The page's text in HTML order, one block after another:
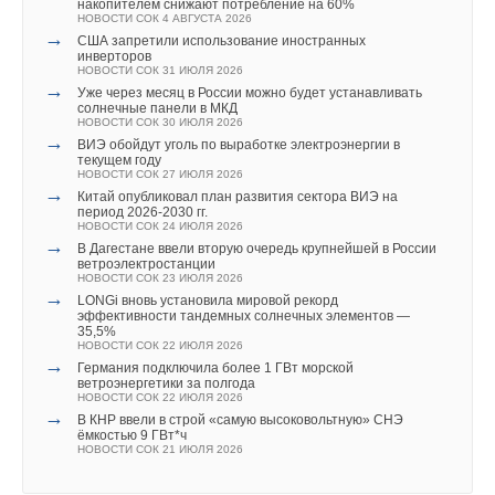
накопителем снижают потребление на 60%
НОВОСТИ СОК 4 АВГУСТА 2026
→
США запретили использование иностранных
инверторов
НОВОСТИ СОК 31 ИЮЛЯ 2026
→
Уже через месяц в России можно будет устанавливать
солнечные панели в МКД
НОВОСТИ СОК 30 ИЮЛЯ 2026
→
ВИЭ обойдут уголь по выработке электроэнергии в
текущем году
НОВОСТИ СОК 27 ИЮЛЯ 2026
→
Китай опубликовал план развития сектора ВИЭ на
период 2026-2030 гг.
НОВОСТИ СОК 24 ИЮЛЯ 2026
→
В Дагестане ввели вторую очередь крупнейшей в России
ветроэлектростанции
НОВОСТИ СОК 23 ИЮЛЯ 2026
→
LONGi вновь установила мировой рекорд
эффективности тандемных солнечных элементов —
35,5%
НОВОСТИ СОК 22 ИЮЛЯ 2026
→
Германия подключила более 1 ГВт морской
ветроэнергетики за полгода
НОВОСТИ СОК 22 ИЮЛЯ 2026
→
В КНР ввели в строй «самую высоковольтную» СНЭ
ёмкостью 9 ГВт*ч
НОВОСТИ СОК 21 ИЮЛЯ 2026
климата, но на примере Штатов видно, что существенное
снижение выбросов парниковых газов не снижает
промышленное производство, а обеспечивает
модернизацию определенных областей промышленности.
Читайте по теме:
объединяющую солнечную и геотермальную энергию
НОВОСТИ СОК 6 АВГУСТА 2026
накопителем снижают потребление на 60%
НОВОСТИ СОК 4 АВГУСТА 2026
США запретили использование иностранных
НОВОСТИ СОК 31 ИЮЛЯ 2026
Уже через месяц в России можно будет устанавливать
НОВОСТИ СОК 30 ИЮЛЯ 2026
ВИЭ обойдут уголь по выработке электроэнергии в
НОВОСТИ СОК 17 ИЮЛЯ 2026
Дом с пониженным расходом
НОВОСТИ СОК 1 ИЮЛЯ 2026
EDF ввела в строй виртуальную электростанцию,
сочетающую малые ГЭС и Li-ion батареи
НОВОСТИ СОК 26 ИЮНЯ 2026
Результаты исследования — методология снижения
теплопотребления: до 35% экономии
НОВОСТИ СОК 25 ИЮНЯ 2026
Эксперты WEF: готовность стран к энергопереходу
снизилась впервые за 10 лет
НОВОСТИ СОК 25 ИЮНЯ 2026
В Китае принят трёхлетний план мероприятий по
сокращению выбросов в ключевых отраслях
НОВОСТИ СОК 23 ИЮНЯ 2026
Об утилизации тепловых отходов
ЖУРНАЛ СОК ИЮНЬ 2026
→
Стоимость технологического присоединения и дефицит
мощности в регионах России
НОВОСТИ СОК 27 МАЯ 2026